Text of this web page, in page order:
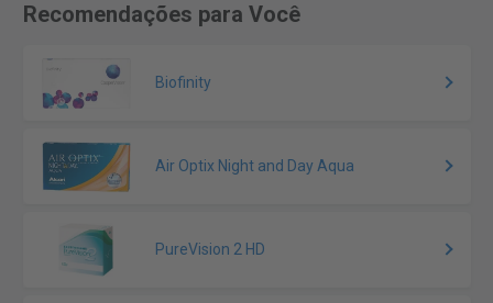
Recomendações para Você
Biofinity
Air Optix Night and Day Aqua
PureVision 2 HD